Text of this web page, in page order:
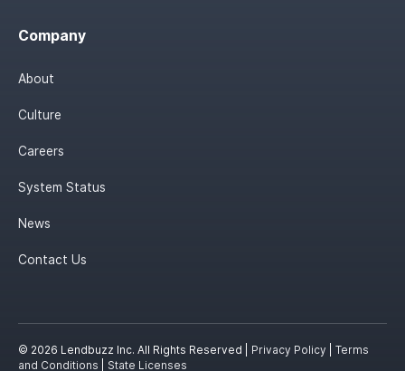
Company
About
Culture
Careers
System Status
News
Contact Us
© 2026 Lendbuzz Inc. All Rights Reserved | Privacy Policy
Terms
and Conditions
State Licenses